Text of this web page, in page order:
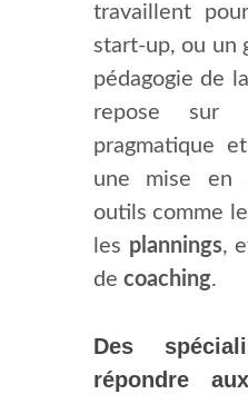
travaillent
start-up, ou un
pédagogie de la
repose sur
pragmatique
une mise en
outils comme
les plannings,
de coaching.
Des
répondre